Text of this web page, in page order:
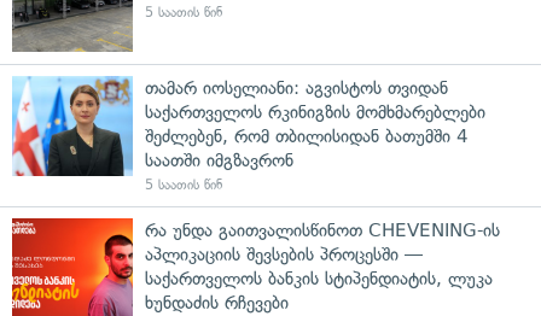
5 საათის წინ
თამარ იოსელიანი: აგვისტოს თვიდან
საქართველოს რკინიგზის მომხმარებლები
შეძლებენ, რომ თბილისიდან ბათუმში 4
საათში იმგზავრონ
5 საათის წინ
რა უნდა გაითვალისწინოთ CHEVENING-ის
აპლიკაციის შევსების პროცესში —
საქართველოს ბანკის სტიპენდიატის, ლუკა
ხუნდაძის რჩევები